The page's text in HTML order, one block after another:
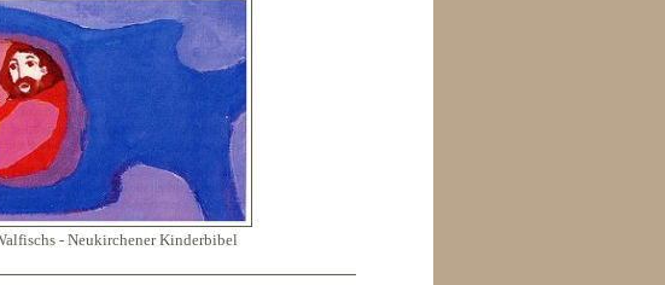
- Neukirchener Kinderbibel